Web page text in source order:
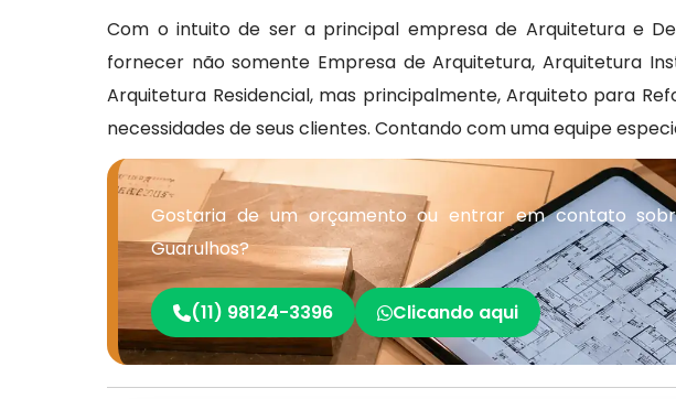
Com o intuito de ser a principal empresa de Arquitetura e
fornecer não somente Empresa de Arquitetura, Arquitetura
Arquitetura Residencial, mas principalmente, Arquiteto para
necessidades de seus clientes. Contando com uma equipe
Gostaria de um orçamento ou entrar em contato
Guarulhos?
(11) 98124-3396 Clicando aqui